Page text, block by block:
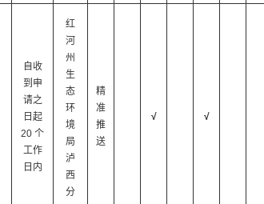
自收
到申
请之
日起
20 个
工作
日内
红
河
州
生
态
环
境
局
泸
西
分
精
准
推
送
√ √